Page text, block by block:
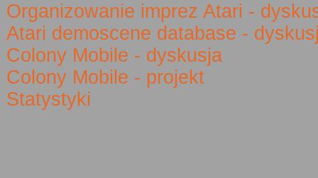
Organizowanie imprez Atari -
Atari demoscene database -
Colony Mobile - dyskusja
Colony Mobile - projekt
Statystyki